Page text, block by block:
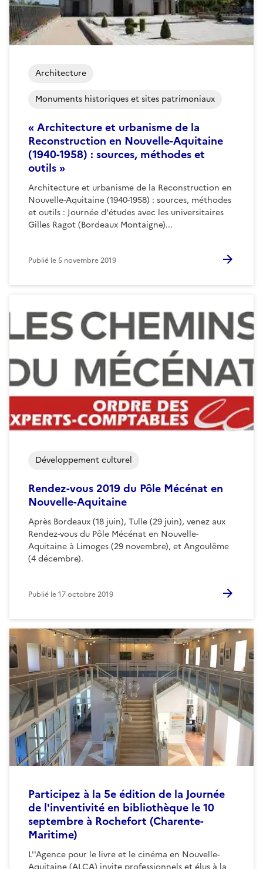
« Architecture et urbanisme de la
Reconstruction en Nouvelle-Aquitaine
(1940-1958) : sources, méthodes et
outils »
Architecture et urbanisme de la Reconstruction en
Nouvelle-Aquitaine (1940-1958) : sources, méthodes
et outils : Journée d'études avec les universitaires
Gilles Ragot (Bordeaux Montaigne)...
Architecture
Monuments historiques et sites patrimoniaux
Publié le5 novembre 2019
Rendez-vous 2019 du Pôle Mécénat en
Nouvelle-Aquitaine
Après Bordeaux (18 juin), Tulle (29 juin), venez aux
Rendez-vous du Pôle Mécénat en Nouvelle-
Aquitaine à Limoges (29 novembre), et Angoulême
(4 décembre).
Développement culturel
Publié le17 octobre 2019
Participez à la 5e édition de la Journée
de l'inventivité en bibliothèque le 10
septembre à Rochefort (Charente-
Maritime)
L''Agence pour le livre et le cinéma en Nouvelle-